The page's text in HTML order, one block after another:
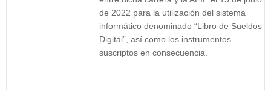
de 2022 para la utilización del sistema
informático denominado “Libro de Sueldos
Digital”, así como los instrumentos
suscriptos en consecuencia.